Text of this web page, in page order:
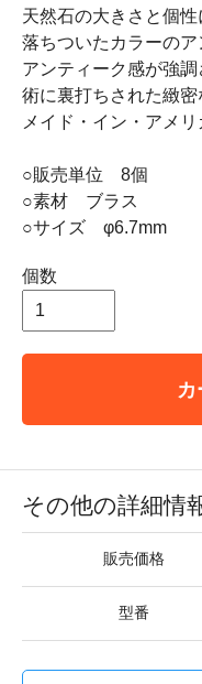
天然石の大きさと個性
落ちついたカラーのア
アンティーク感が強
術に裏打ちされた緻密
メイド・イン・アメリ
○販売単位 8個
○素材 ブラス
○サイズ φ6.7mm
個数
その他の詳細情
販売価格
型番